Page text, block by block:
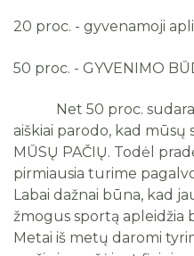
Vieši
Informacija
Tarnybiniai
Lėšos veiklai
Darbuotojų
Aplinkos sveikata
20 proc. - gyvenamoji
50 proc. - GYVENIMO
Net 50 proc.
aiškiai parodo, kad
MŪSŲ PAČIŲ. Todėl
pirmiausia turime
Labai dažnai būna, kad
žmogus sportą apleidžia
Metai iš metų daromi